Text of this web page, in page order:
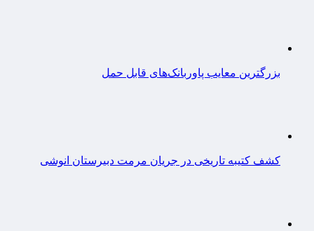
بزرگترین معایب پاوربانک‌های قابل حمل
کشف کتیبه تاریخی در جریان مرمت دبیرستان انوشی